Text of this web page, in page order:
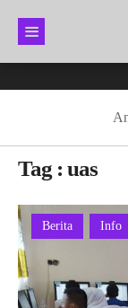
Tag : uas
Berita Info